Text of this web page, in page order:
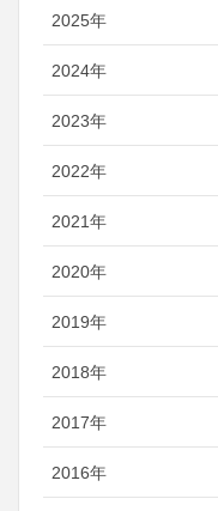
2025年
2024年
2023年
2022年
2021年
2020年
2019年
2018年
2017年
2016年